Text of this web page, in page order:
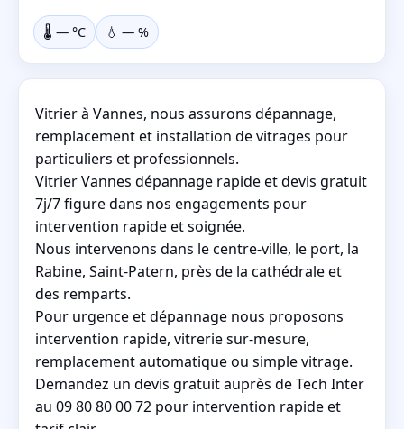
🌡️ — °C 💧 — %
Vitrier à Vannes, nous assurons dépannage,
remplacement et installation de vitrages pour
particuliers et professionnels.
Vitrier Vannes dépannage rapide et devis gratuit
7j/7 figure dans nos engagements pour
intervention rapide et soignée.
Nous intervenons dans le centre-ville, le port, la
Rabine, Saint-Patern, près de la cathédrale et
des remparts.
Pour urgence et dépannage nous proposons
intervention rapide, vitrerie sur-mesure,
remplacement automatique ou simple vitrage.
Demandez un devis gratuit auprès de Tech Inter
au 09 80 80 00 72 pour intervention rapide et